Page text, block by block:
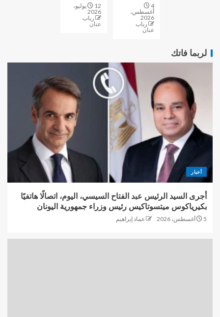
4
أغسطس،
2026
رباب
عنان
12 يوليو،
2026
رباب
عنان
لربما فاتك
أخبار
أجرى السيد الرئيس عبد الفتاح السيسي، اليوم، اتصالًا هاتفيًا
بكيرياكوس ميتسوتاكيس رئيس وزراء جمهورية اليونان
5 أغسطس، 2026 عماد إبراهيم